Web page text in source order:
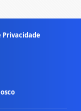
Privacidade